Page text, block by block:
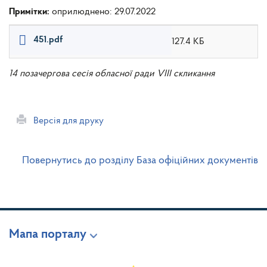
Примітки: оприлюднено: 29.07.2022
451.pdf 127.4 КБ
14 позачергова сесія обласної ради VIII скликання
Версія для друку
Повернутись до розділу База офіційних документів
Мапа порталу